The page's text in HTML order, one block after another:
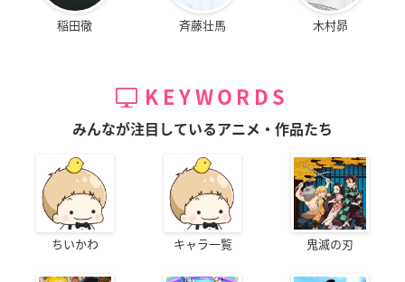
稲田徹 斉藤壮馬 木村昴
KEYWORDS
みんなが注目しているアニメ・作品たち
ちいかわ キャラ一覧 鬼滅の刃